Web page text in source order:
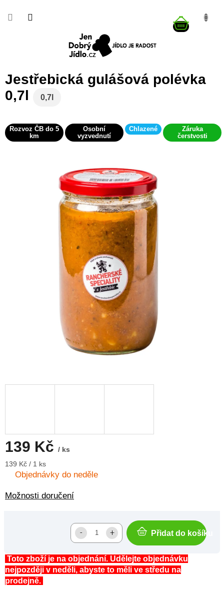
obsah
Jestřebická gulášová polévka
0,7l
0,7l
Rozvoz ČB do 5
km
Osobní
vyzvednutí
Chlazené
Záruka
čerstvosti
139 Kč / ks
Měrná
cena:
139 Kč / 1 ks
Objednávky do neděle
Možnosti doručení
Přidat do košíku
Toto zboží je na objednání. Udělejte objednávku
nejpozději v neděli, abyste to měli ve středu na
prodejně.